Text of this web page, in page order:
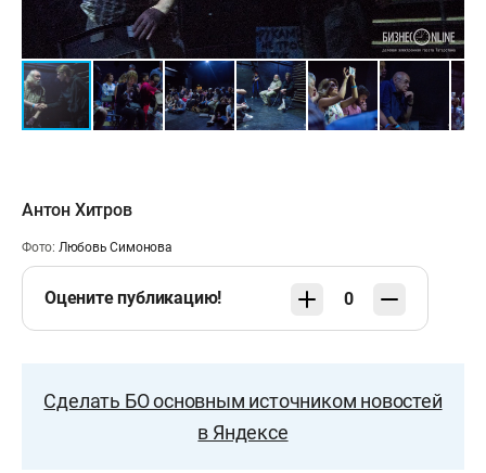
Антон Хитров
Фото: Любовь Симонова
Оцените публикацию! 0
Сделать БО основным источником новостей
в Яндексе